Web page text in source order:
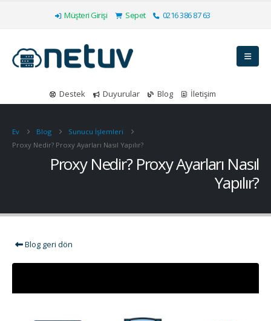
Müşteri Girişi Sepet 0216 386 87 63
Destek Duyurular Blog İletişim
Ev Blog
Sunucu İşlemleri
Proxy Nedir? Proxy Ayarları Nasıl Yapılır?
Proxy Nedir? Proxy Ayarları Nasıl
Yapılır?
Blog geri dön